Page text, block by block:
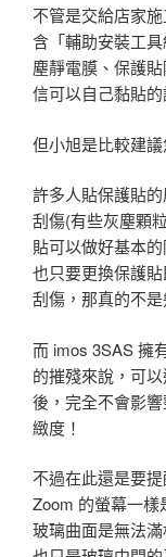
不管是交給店家
含「輔助安裝工
塵靜電膜、保護
信可以自己黏貼
但小旭是比較建
許多人貼保護貼
刮傷(有些灰塵顆
貼可以做好基本
也只要更換保護
刮傷，那真的不
而 imos 3SAS 擁
的摧殘來說，可
後，完全不會影
緻度！
不過在此還是要
Zoom 的螢幕一樣
玻璃曲面是無法滿